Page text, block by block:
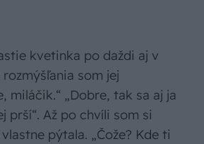
kvetinka po daždi aj v
rozmýšľania som jej
miláčik.“ „Dobre, tak sa aj ja
prší“. Až po chvíli som si
pýtala. „Čože? Kde ti